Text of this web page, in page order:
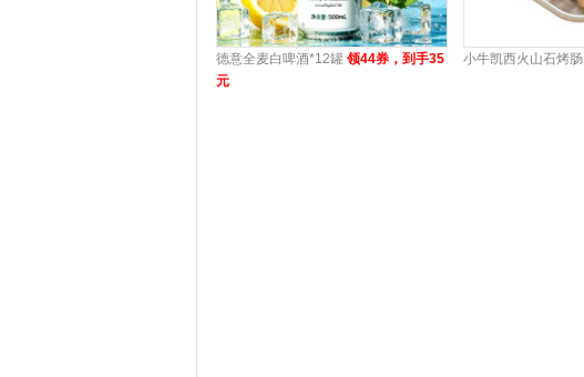
德意全麦白啤酒*12罐 领44券，到手35
元
小牛凯西火山石烤肠